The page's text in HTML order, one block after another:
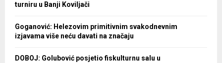
turniru u Banji Koviljači
Goganović: Helezovim primitivnim svakodnevnim
izjavama više neću davati na značaju
DOBOJ: Golubović posjetio fiskulturnu salu u